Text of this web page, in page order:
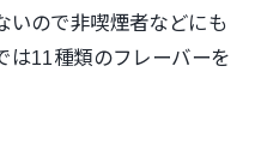
いので非喫煙者などにも
は11種類のフレーバーを